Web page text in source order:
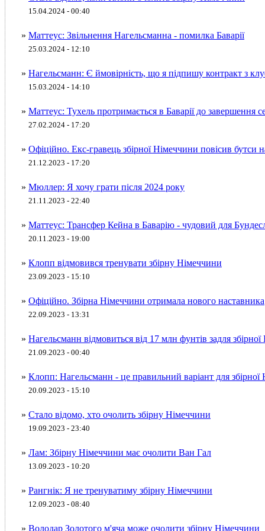
15.04.2024 - 00:40
» Маттеус: Звільнення Нагельсманна - помилка Баварії
25.03.2024 - 12:10
» Нагельсманн: Є ймовірність, що я підпишу контракт з
15.03.2024 - 14:10
» Маттеус: Тухель протримається в Баварії до завершення
27.02.2024 - 17:20
» Офіційно. Екс-гравець збірної Німеччини повісив бутси
21.12.2023 - 17:20
» Мюллер: Я хочу грати після 2024 року
21.11.2023 - 22:40
» Маттеус: Трансфер Кейна в Баварію - чудовий для
20.11.2023 - 19:00
» Клопп відмовився тренувати збірну Німеччини
23.09.2023 - 15:10
» Офіційно. Збірна Німеччини отримала нового наставника
22.09.2023 - 13:31
» Нагельсманн відмовиться від 17 млн фунтів задля
21.09.2023 - 00:40
» Клопп: Нагельсманн - це правильний варіант для збірної
20.09.2023 - 15:10
» Стало відомо, хто очолить збірну Німеччини
19.09.2023 - 23:40
» Лам: Збірну Німеччини має очолити Ван Гал
13.09.2023 - 10:20
» Рангнік: Я не тренуватиму збірну Німеччини
12.09.2023 - 08:40
» Володар Золотого м'яча може очолити збірну Німеччини